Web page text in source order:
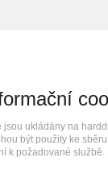
jsou ukládány na
být použity ke
k požadované službě.